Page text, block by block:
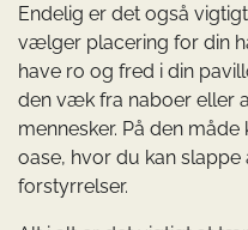
Endelig er det også
vælger placering for din
have ro og fred i din
den væk fra naboer eller
mennesker. På den
oase, hvor du kan
forstyrrelser.